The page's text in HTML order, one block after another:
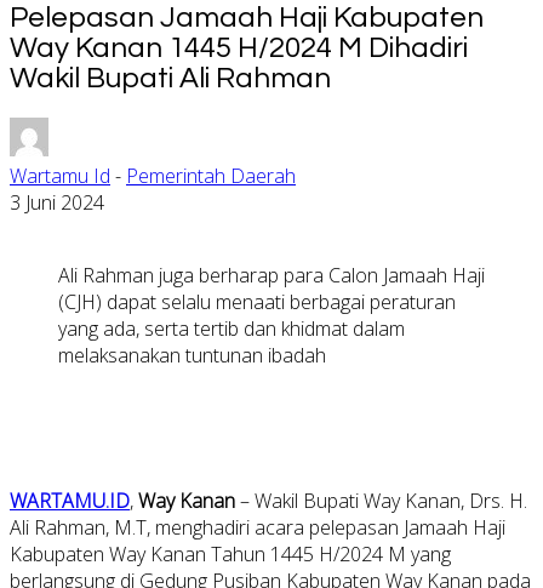
Pelepasan Jamaah Haji Kabupaten
Way Kanan 1445 H/2024 M Dihadiri
Wakil Bupati Ali Rahman
Wartamu Id - Pemerintah Daerah
3 Juni 2024
Ali Rahman juga berharap para Calon Jamaah Haji
(CJH) dapat selalu menaati berbagai peraturan
yang ada, serta tertib dan khidmat dalam
melaksanakan tuntunan ibadah
WARTAMU.ID,Way Kanan– Wakil Bupati Way Kanan, Drs. H.
Ali Rahman, M.T, menghadiri acara pelepasan Jamaah Haji
Kabupaten Way Kanan Tahun 1445 H/2024 M yang
berlangsung di Gedung Pusiban Kabupaten Way Kanan pada